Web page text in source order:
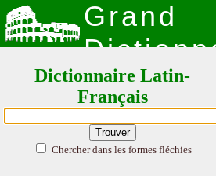
Grand
Latin
Dictionnaire Latin-
Français
Chercher dans les formes fléchies